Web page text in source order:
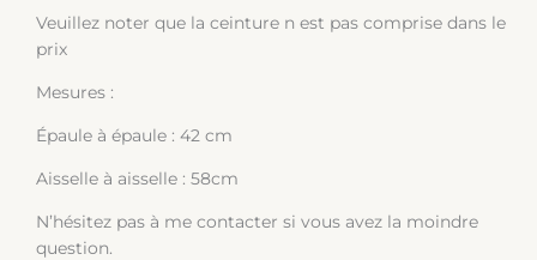
Veuillez noter que la ceinture n est pas comprise dans le
prix
Mesures :
Épaule à épaule : 42 cm
Aisselle à aisselle : 58cm
N’hésitez pas à me contacter si vous avez la moindre
question.